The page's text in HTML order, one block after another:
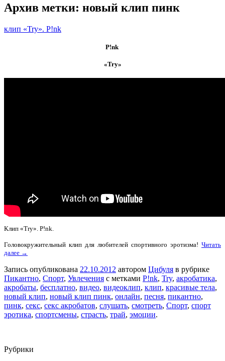
Архив метки: новый клип пинк
клип «Try». P!nk
P!nk
«Try»
Клип «Try». P!nk.
Головокружительный клип для любителей спортивного эротизма! Читать
далее →
Запись опубликована 22.10.2012 автором Цибуля в рубрике
Пикантно, Спорт, Увлечения с метками P!nk, Try, акробатика,
акробаты, бесплатно, видео, видеоклип, клип, красивые тела,
новый клип, новый клип пинк, онлайн, песня, пикантно,
пинк, секс, секс акробатов, слушать, смотреть, Спорт, спорт
эротика, спортсмены, страсть, трай, эмоции.
Рубрики